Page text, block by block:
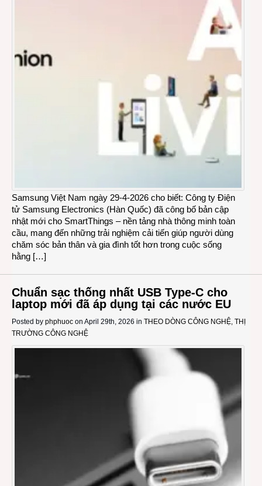
Samsung Việt Nam ngày 29-4-2026 cho biết: Công ty Điện
tử Samsung Electronics (Hàn Quốc) đã công bố bản cập
nhật mới cho SmartThings – nền tảng nhà thông minh toàn
cầu, mang đến những trải nghiệm cải tiến giúp người dùng
chăm sóc bản thân và gia đình tốt hơn trong cuộc sống
hằng […]
Chuẩn sạc thống nhất USB Type-C cho
laptop mới đã áp dụng tại các nước EU
Posted by phphuoc on April 29th, 2026 in THEO DÒNG CÔNG NGHỆ, THỊ
TRƯỜNG CÔNG NGHỆ